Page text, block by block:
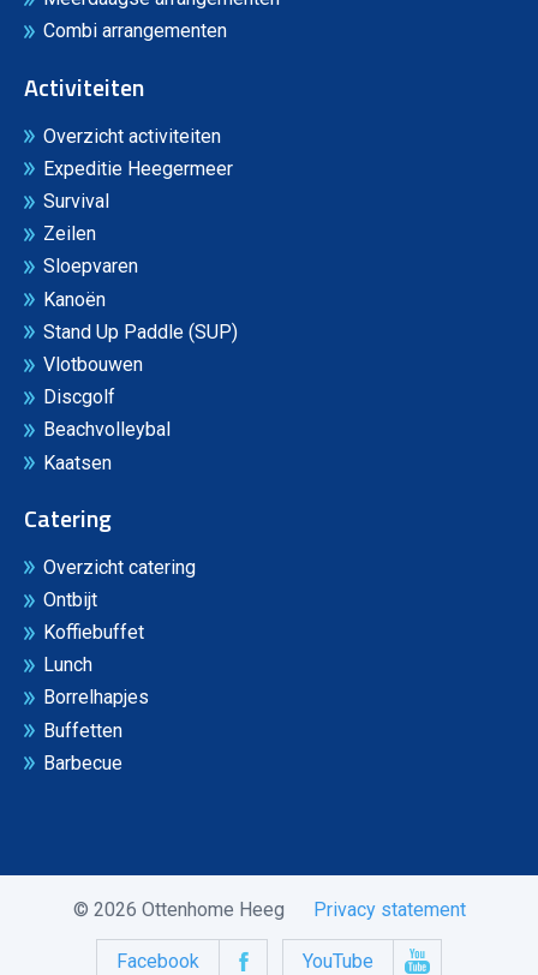
Combi arrangementen
Activiteiten
Overzicht activiteiten
Expeditie Heegermeer
Survival
Zeilen
Sloepvaren
Kanoën
Stand Up Paddle (SUP)
Vlotbouwen
Discgolf
Beachvolleybal
Kaatsen
Catering
Overzicht catering
Ontbijt
Koffiebuffet
Lunch
Borrelhapjes
Buffetten
Barbecue
© 2026 Ottenhome Heeg Privacy statement
Facebook YouTube